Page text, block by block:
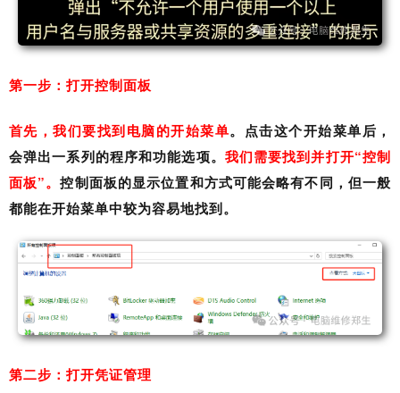
第一步：打开控制面板
首先，我们要找到电脑的开始菜单。点击这个开始菜单后，
会弹出一系列的程序和功能选项。 我们需要找到并打开“控制
面板”。控制面板的显示位置和方式可能会略有不同，但一般
都能在开始菜单中较为容易地找到。
第二步：打开凭证管理